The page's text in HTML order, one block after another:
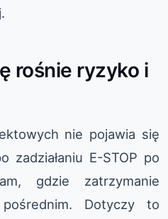
rośnie ryzyko i
nie pojawia się
zadziałaniu E-STOP po
gdzie zatrzymanie
Dotyczy to